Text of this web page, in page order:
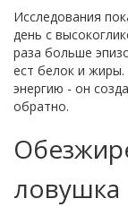
Исследования
день с
раза больше
ест белок и
энергию - он
обратно.
ловушка